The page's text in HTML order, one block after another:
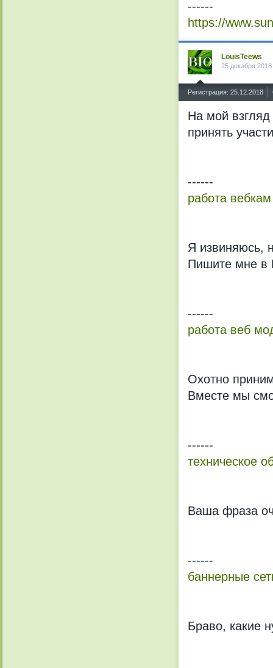
------
https://
LouisTeews
25 декабря
Регистрация: 25.12.2018
На мой
принять
------
работа
Я извиняюсь,
Пишите мне в
------
работа веб
Охотно
Вместе мы
------
техническое
Ваша фраза
------
баннерные
Браво, какие